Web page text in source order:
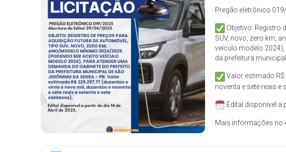
Pregão eletrônico
Objetivo: Registro
SUV, novo, zero km,
veículo modelo
da prefeitura
Valor estimado R$
noventa e sete reais e
Edital disponível a
Mais informações no